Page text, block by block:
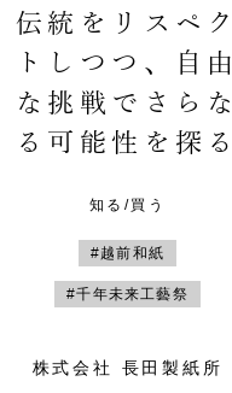
伝統をリスペク
トしつつ、自由
な挑戦でさらな
る可能性を探る
知る/買う
#越前和紙
#千年未来工藝祭
株式会社 長田製紙所